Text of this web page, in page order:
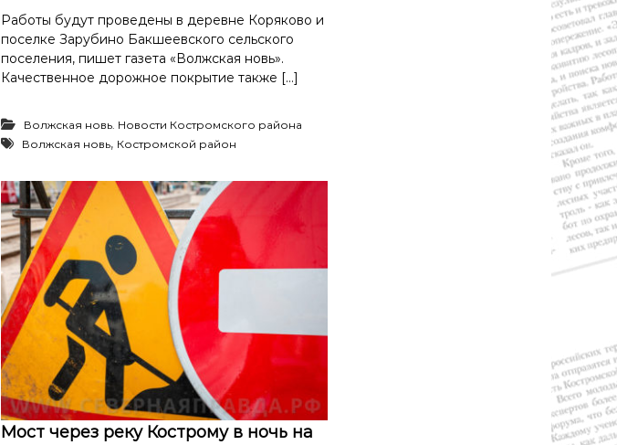
Работы будут проведены в деревне Коряково и
поселке Зарубино Бакшеевского сельского
поселения, пишет газета «Волжская новь».
Качественное дорожное покрытие также […]
Волжская новь. Новости Костромского района
Волжская новь, Костромской район
Мост через реку Кострому в ночь на